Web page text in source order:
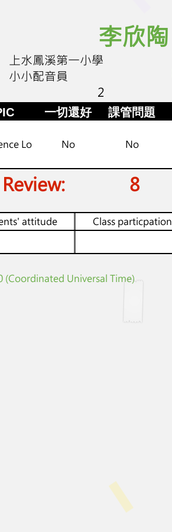
李欣陶
上水鳳溪第一小學
小小配音員
2
一切還好 課管問題
Lo No No
8
attitude Class particpation
(Coordinated Universal Time)